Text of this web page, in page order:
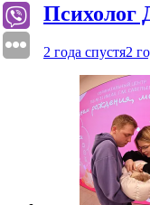
Психолог
2 года спустя2